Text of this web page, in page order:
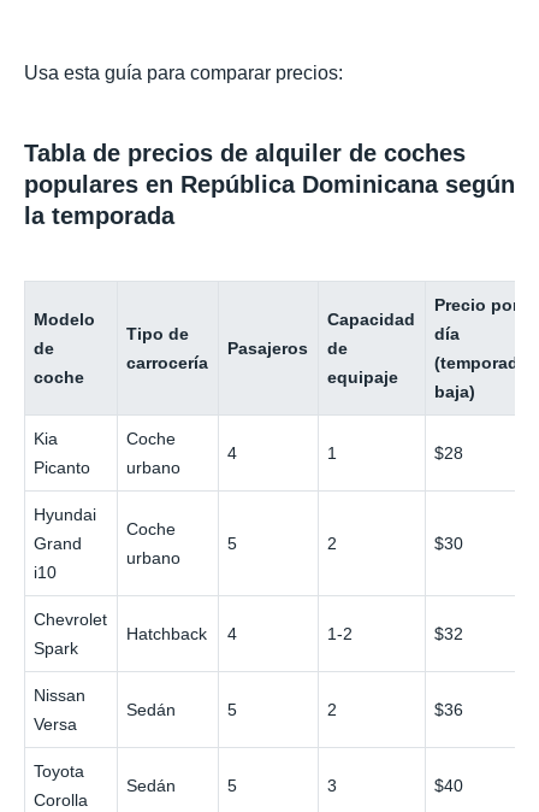
Usa esta guía para comparar precios:
Tabla de precios de alquiler de coches
populares en República Dominicana según
la temporada
Modelo
de
coche
Tipo de
carrocería
Pasajeros
Capacidad
de
equipaje
Precio por
día
(temporada
baja)
Kia
Picanto
Coche
urbano
4 1 $28
Hyundai
Grand
i10
Coche
urbano
5 2 $30
Chevrolet
Spark
Hatchback 4 1-2 $32
Nissan
Versa
Sedán 5 2 $36
Toyota
Corolla
Sedán 5 3 $40